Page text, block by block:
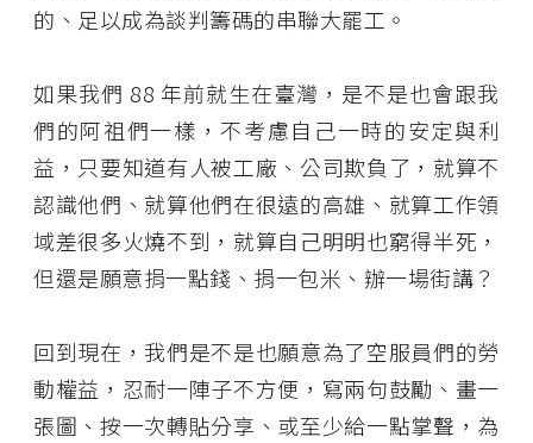
的、足以成為談判籌碼的串聯大罷工。
如果我們 88 年前就生在臺灣，是不是也會跟我
們的阿祖們一樣，不考慮自己一時的安定與利
益，只要知道有人被工廠、公司欺負了，就算不
認識他們、就算他們在很遠的高雄、就算工作領
域差很多火燒不到，就算自己明明也窮得半死，
但還是願意捐一點錢、捐一包米、辦一場街講？
回到現在，我們是不是也願意為了空服員們的勞
動權益，忍耐一陣子不方便，寫兩句鼓勵、畫一
張圖、按一次轉貼分享、或至少給一點掌聲，為